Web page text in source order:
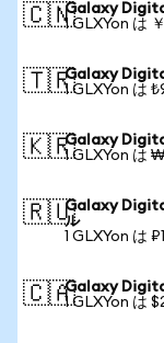
🇨🇳Galaxy
1 GLXYon は
🇹🇷Galaxy
1 GLXYon は
🇰🇷Galaxy
1 GLXYon は
🇷🇺Galaxy
ル
1 GLXYon は
🇨🇦Galaxy
1 GLXYon は